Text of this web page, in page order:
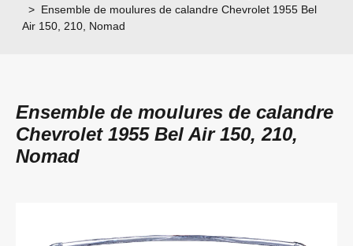
> Ensemble de moulures de calandre Chevrolet 1955 Bel
Air 150, 210, Nomad
Ensemble de moulures de calandre
Chevrolet 1955 Bel Air 150, 210,
Nomad